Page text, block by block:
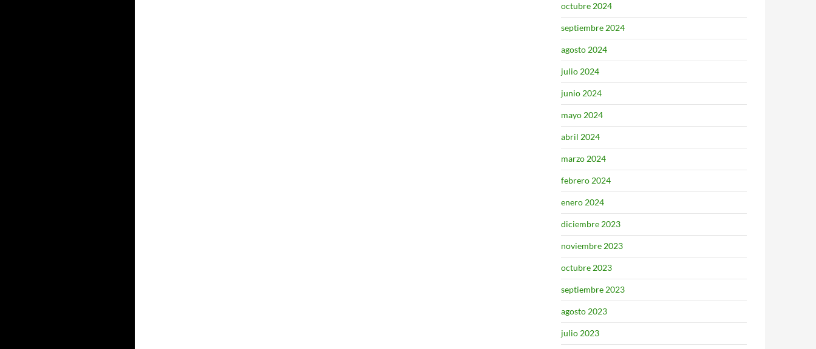
octubre 2024
septiembre 2024
agosto 2024
julio 2024
junio 2024
mayo 2024
abril 2024
marzo 2024
febrero 2024
enero 2024
diciembre 2023
noviembre 2023
octubre 2023
septiembre 2023
agosto 2023
julio 2023